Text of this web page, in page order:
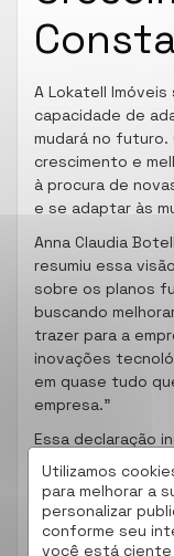
Utilizamos
para melhorar a
personalizar
conforme seu
você está ciente
A Lokatell
capacidade de
mudará no futuro.
crescimento e
à procura de
e se adaptar às
Anna Claudia
resumiu essa
sobre os planos
buscando
trazer para a
inovações
em quase tudo
empresa.”
Essa declaração
disposta a
está ativamente
empresa está
sua eficiência,